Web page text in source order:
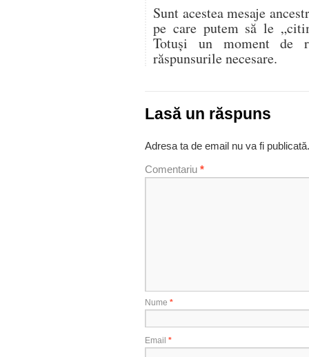
Sunt acestea mesaje
pe care putem să le
Totuși un moment de
răspunsurile necesare.
Lasă un răspuns
Adresa ta de email nu va fi publicată.
Comentariu *
Nume *
Email *